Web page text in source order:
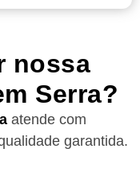
nossa
Serra?
atende com
garantida.